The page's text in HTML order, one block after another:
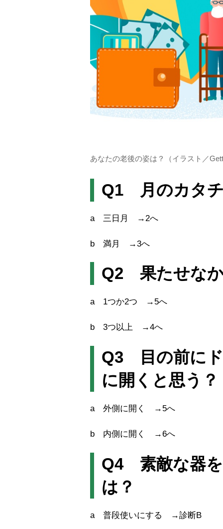
あなたの老後の姿は？（イラスト／
Q1 月のカタ
a 三日月 →2へ
b 満月 →3へ
Q2 果たせな
a 1つか2つ →5へ
b 3つ以上 →4へ
Q3 目の前に
に開くと思う？
a 外側に開く →5へ
b 内側に開く →6へ
Q4 素敵な器を
は？
a 普段使いにする →診断B